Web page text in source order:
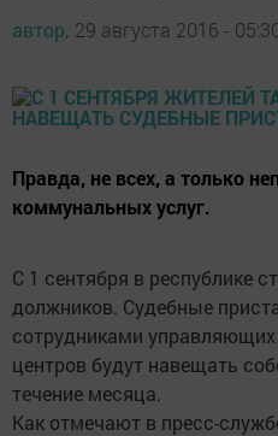
автор, 29 августа 2016 -
Правда, не всех, а только
коммунальных услуг.
С 1 сентября в республике
должников. Судебные
сотрудниками
центров будут навещать
течение месяца.
Как отмечают в пресс-